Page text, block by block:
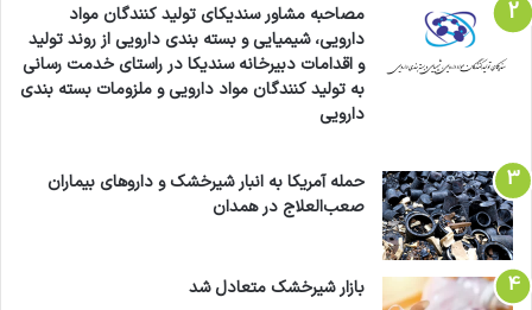
مصاحبه مشاور سندیکای تولید کنندگان مواد
دارویی، شیمیایی و بسته بندی دارویی از روند تولید
و اقدامات دبیرخانه سندیکا در راستای خدمت رسانی
به تولید کنندگان مواد دارویی و ملزومات بسته بندی
دارویی
حمله آمریکا به انبار شیرخشک و داروهای بیماران
صعب‌العلاج در همدان
بازار شیرخشک متعادل شد